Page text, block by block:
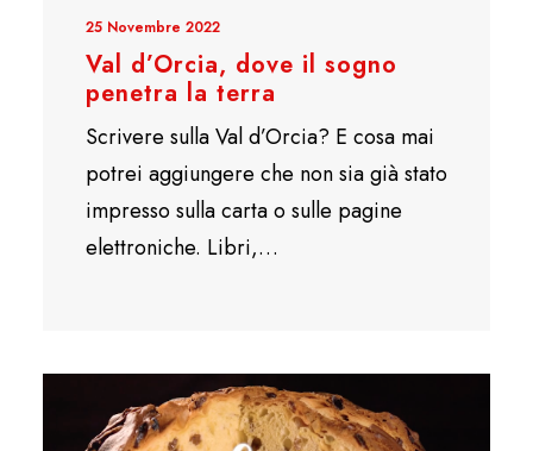
25 Novembre 2022
Val d’Orcia, dove il sogno
penetra la terra
Scrivere sulla Val d’Orcia? E cosa mai
potrei aggiungere che non sia già stato
impresso sulla carta o sulle pagine
elettroniche. Libri,…